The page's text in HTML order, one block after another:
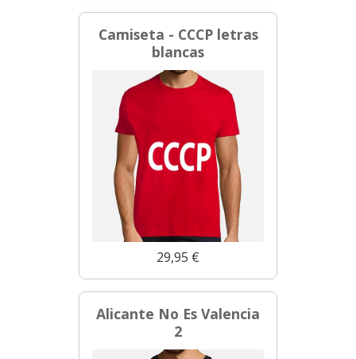
Camiseta - CCCP letras
blancas
29,95 €
Alicante No Es Valencia
2